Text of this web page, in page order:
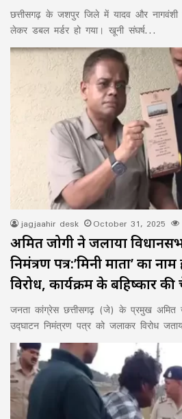
छत्तीसगढ़ के जशपुर जिले में यादव और नागवंशी
लेकर डबल मर्डर हो गया। खूनी संघर्ष…
jagjaahir desk October 31, 2025
अमित जोगी ने जलाया
निमंत्रण पत्र:’मिनी माता’ का
विरोध, कार्यक्रम के बहिष्कार की
जनता कांग्रेस छत्तीसगढ़ (जे) के प्रमुख अमित
उद्घाटन निमंत्रण पत्र को जलाकर विरोध